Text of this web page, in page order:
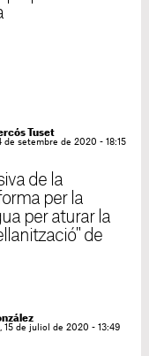
Tuset
de setembre de 2020 - 18:15
de la
per la
per aturar la
de
15 de juliol de 2020 - 13:49